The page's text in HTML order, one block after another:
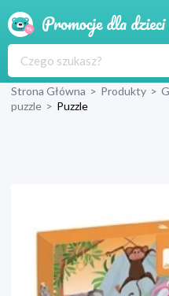
Strona Główna > Produkty >
puzzle > Puzzle